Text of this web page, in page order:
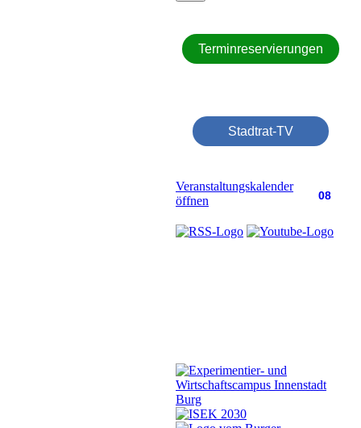
Terminreservierungen
Stadtrat-TV
08
Veranstaltungskalender
öffnen